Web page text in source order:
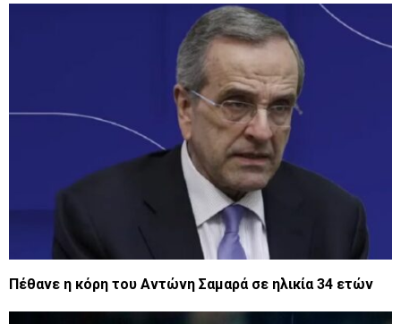
Πέθανε η κόρη του Αντώνη Σαμαρά σε ηλικία 34 ετών